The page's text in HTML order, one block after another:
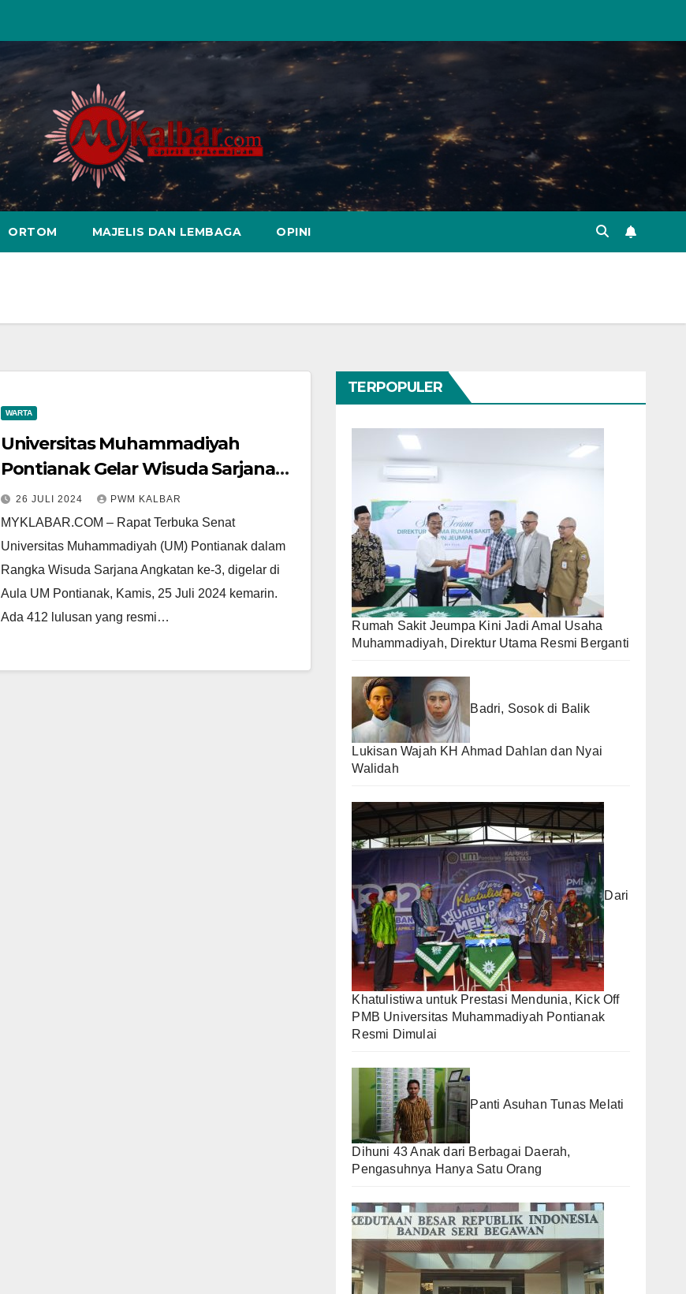
ORTOM MAJELIS DAN LEMBAGA OPINI
WARTA
Universitas Muhammadiyah
Pontianak Gelar Wisuda Sarjana
Angkatan ke-30, Rektor Doddy
Berpesan untuk Berperan Bangun
Kalbar
26 JULI 2024 PWM KALBAR
MYKLABAR.COM – Rapat Terbuka Senat
Universitas Muhammadiyah (UM) Pontianak dalam
Rangka Wisuda Sarjana Angkatan ke-3, digelar di
Aula UM Pontianak, Kamis, 25 Juli 2024 kemarin.
Ada 412 lulusan yang resmi…
TERPOPULER
Rumah Sakit Jeumpa Kini Jadi Amal Usaha
Muhammadiyah, Direktur Utama Resmi Berganti
Badri, Sosok di Balik
Lukisan Wajah KH Ahmad Dahlan dan Nyai
Walidah
Dari
Khatulistiwa untuk Prestasi Mendunia, Kick Off
PMB Universitas Muhammadiyah Pontianak
Resmi Dimulai
Panti Asuhan Tunas Melati
Dihuni 43 Anak dari Berbagai Daerah,
Pengasuhnya Hanya Satu Orang